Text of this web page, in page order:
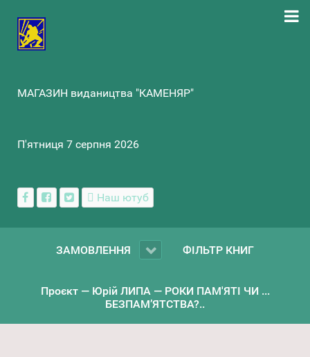
МАГАЗИН видаництва "КАМЕНЯР"
П'ятниця 7 серпня 2026
Наш ютуб
ЗАМОВЛЕННЯ ФІЛЬТР КНИГ
Проєкт — Юрій ЛИПА — РОКИ ПАМ'ЯТІ ЧИ ...
БЕЗПАМ’ЯТСТВА?..